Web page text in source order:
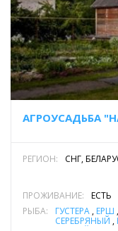
АГРОУСАДЬБА
РЕГИОН: СНГ,
ПРОЖИВАНИЕ:
ЕСТЬ
РЫБА:
ГУСТЕРА , ЁРШ ,
СЕРЕБРЯНЫЙ ,